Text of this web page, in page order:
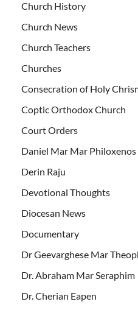
Church History
Church News
Church Teachers
Churches
Consecration of Holy
Coptic Orthodox Church
Court Orders
Daniel Mar Mar Philoxenos
Derin Raju
Devotional Thoughts
Diocesan News
Documentary
Dr Geevarghese Mar
Dr. Abraham Mar Seraphim
Dr. Cherian Eapen